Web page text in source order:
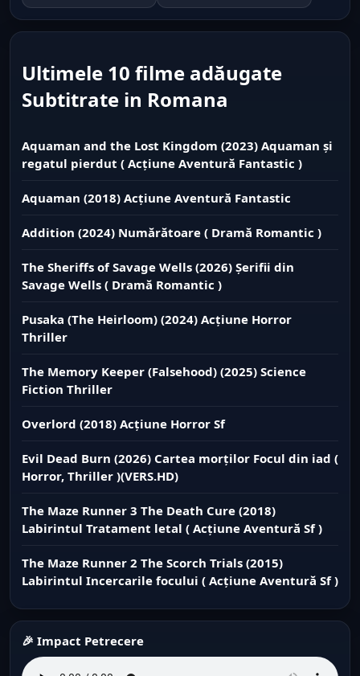
Ultimele 10 filme adăugate
Subtitrate in Romana
Aquaman and the Lost Kingdom (2023) Aquaman și
regatul pierdut ( Acțiune Aventură Fantastic )
Aquaman (2018) Acțiune Aventură Fantastic
Addition (2024) Numărătoare ( Dramă Romantic )
The Sheriffs of Savage Wells (2026) Șerifii din
Savage Wells ( Dramă Romantic )
Pusaka (The Heirloom) (2024) Acțiune Horror
Thriller
The Memory Keeper (Falsehood) (2025) Science
Fiction Thriller
Overlord (2018) Acțiune Horror Sf
Evil Dead Burn (2026) Cartea morților Focul din iad (
Horror, Thriller )(VERS.HD)
The Maze Runner 3 The Death Cure (2018)
Labirintul Tratament letal ( Acțiune Aventură Sf )
The Maze Runner 2 The Scorch Trials (2015)
Labirintul Incercarile focului ( Acțiune Aventură Sf )
🎉 Impact Petrecere